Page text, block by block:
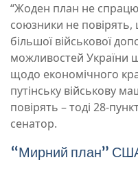
“Жоден план не
союзники не
більшої військової
можливостей України
щодо економічного
путінську військову
повірять – тоді 28-
сенатор.
“Мирний план” США